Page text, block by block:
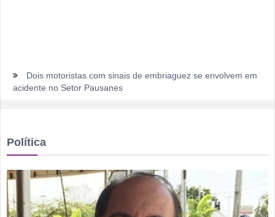
Dois motoristas com sinais de embriaguez se envolvem em
acidente no Setor Pausanes
Rio Verde 178 anos: a cidade que cresceu mais rápido que
Homem é detido por violência doméstica no Setor
Gameleira
Política